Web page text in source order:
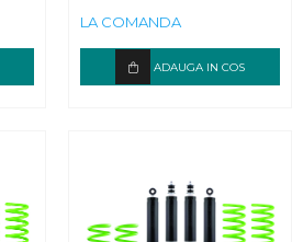
LA COMANDA
ADAUGA IN COS